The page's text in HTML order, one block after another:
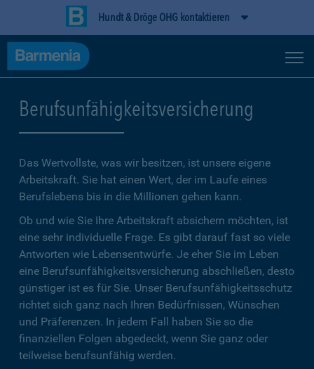
Hundt & Dröge OHG kontaktieren
Berufsunfähigkeitsversicherung
Das Wertvollste, was wir besitzen, ist unsere eigene
Arbeitskraft. Sie hat einen Wert, der im Laufe eines
Berufslebens bis in die Millionen gehen kann.
Ob und wie Sie Ihre Arbeitskraft absichern möchten, ist
eine sehr individuelle Frage. Es gibt darauf fast so viele
Antworten wie Lebensentwürfe. Je eher Sie im Leben
eine Berufsunfähigkeitsversicherung abschließen, desto
günstiger ist es für Sie. Unser Berufsunfähigkeitsschutz
richtet sich ganz nach Ihren Bedürfnissen, Wünschen
und Präferenzen. In jedem Fall haben Sie so die
finanziellen Folgen abgedeckt, wenn Sie ganz oder
teilweise berufsunfähig werden.